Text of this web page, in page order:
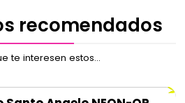
Color Orange
recomendados
te interesen estos...